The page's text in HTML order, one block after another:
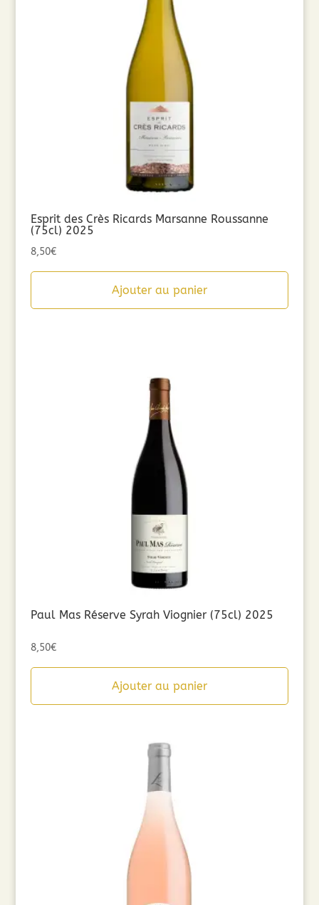
Esprit des Crès Ricards Marsanne Roussanne
(75cl) 2025
8,50€
Ajouter au panier
Paul Mas Réserve Syrah Viognier (75cl) 2025
8,50€
Ajouter au panier